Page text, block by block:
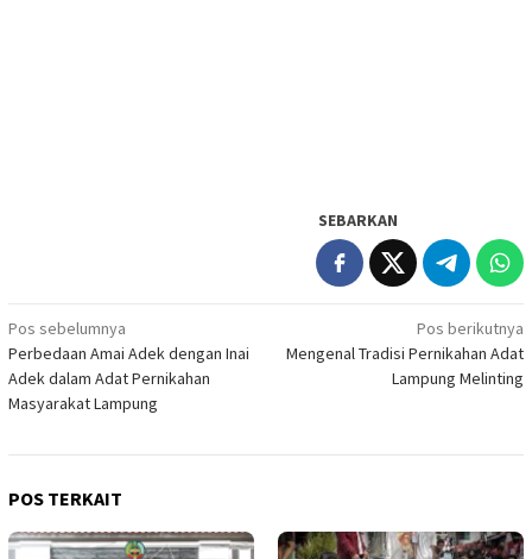
SEBARKAN
Navigasi
pos
Pos sebelumnya
Perbedaan Amai Adek dengan Inai
Adek dalam Adat Pernikahan
Masyarakat Lampung
Pos berikutnya
Mengenal Tradisi Pernikahan Adat
Lampung Melinting
POS TERKAIT